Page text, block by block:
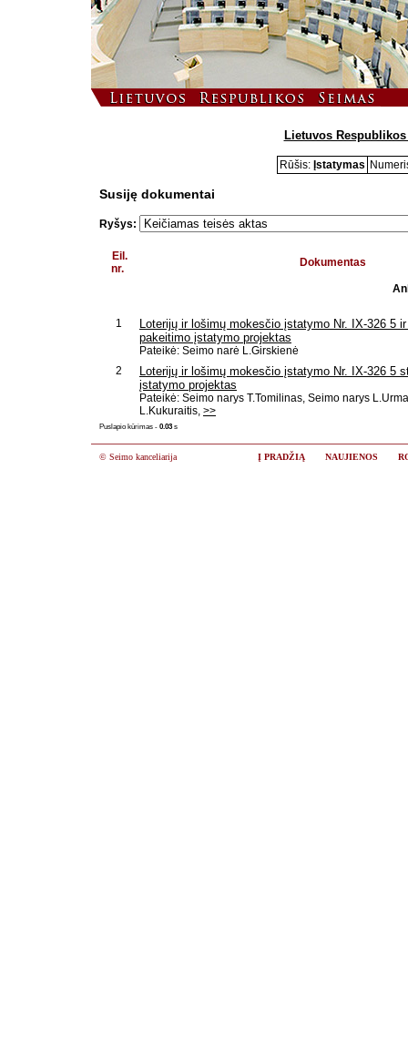
Lietuvos
Rūšis: Įstatymas
Susiję dokumentai
Ryšys:
Eil.
nr.
Dokumentas
1
Loterijų ir lošimų mokesčio įstatymo Nr. IX-326 5
pakeitimo įstatymo projektas
Pateikė: Seimo narė L.Girskienė
2
Loterijų ir lošimų mokesčio įstatymo Nr. IX-326 5
įstatymo projektas
Pateikė: Seimo narys T.Tomilinas, Seimo narys
L.Kukuraitis, >>
Puslapio kūrimas - 0.03 s
© Seimo kanceliarija Į PRADŽIĄ NAUJIENOS